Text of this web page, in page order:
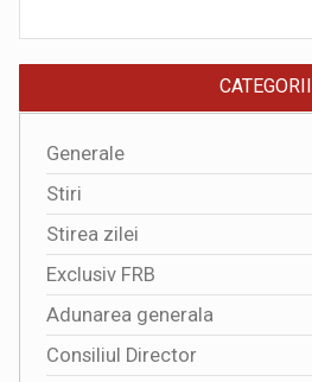
CATEGORII
Generale
Stiri
Stirea zilei
Exclusiv FRB
Adunarea generala
Consiliul Director